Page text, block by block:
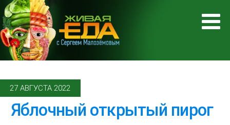
27 АВГУСТА 2022
Яблочный открытый пирог